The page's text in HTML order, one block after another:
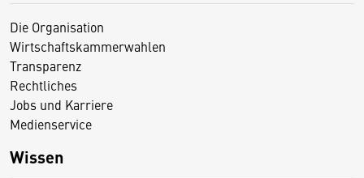
Die Organisation
Wirtschaftskammerwahlen
Transparenz
Rechtliches
Jobs und Karriere
Medienservice
Wissen